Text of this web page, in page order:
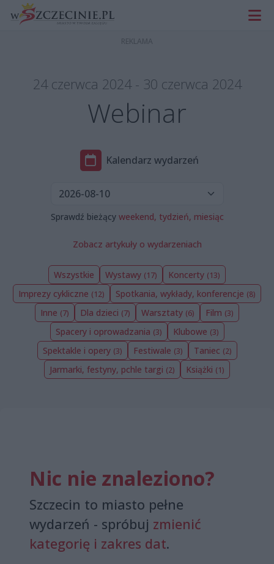
24 czerwca 2024 - 30 czerwca 2024
Webinar
Kalendarz wydarzeń
Sprawdź bieżący weekend, tydzień, miesiąc
Zobacz artykuły o wydarzeniach
Wszystkie Wystawy (17) Koncerty (13)
Imprezy cykliczne (12) Spotkania, wykłady, konferencje (8)
Inne (7) Dla dzieci (7) Warsztaty (6) Film (3)
Spacery i oprowadzania (3) Klubowe (3)
Spektakle i opery (3) Festiwale (3) Taniec (2)
Jarmarki, festyny, pchle targi (2) Książki (1)
Nic nie znaleziono?
Szczecin to miasto pełne
wydarzeń - spróbuj zmienić
kategorię i zakres dat.